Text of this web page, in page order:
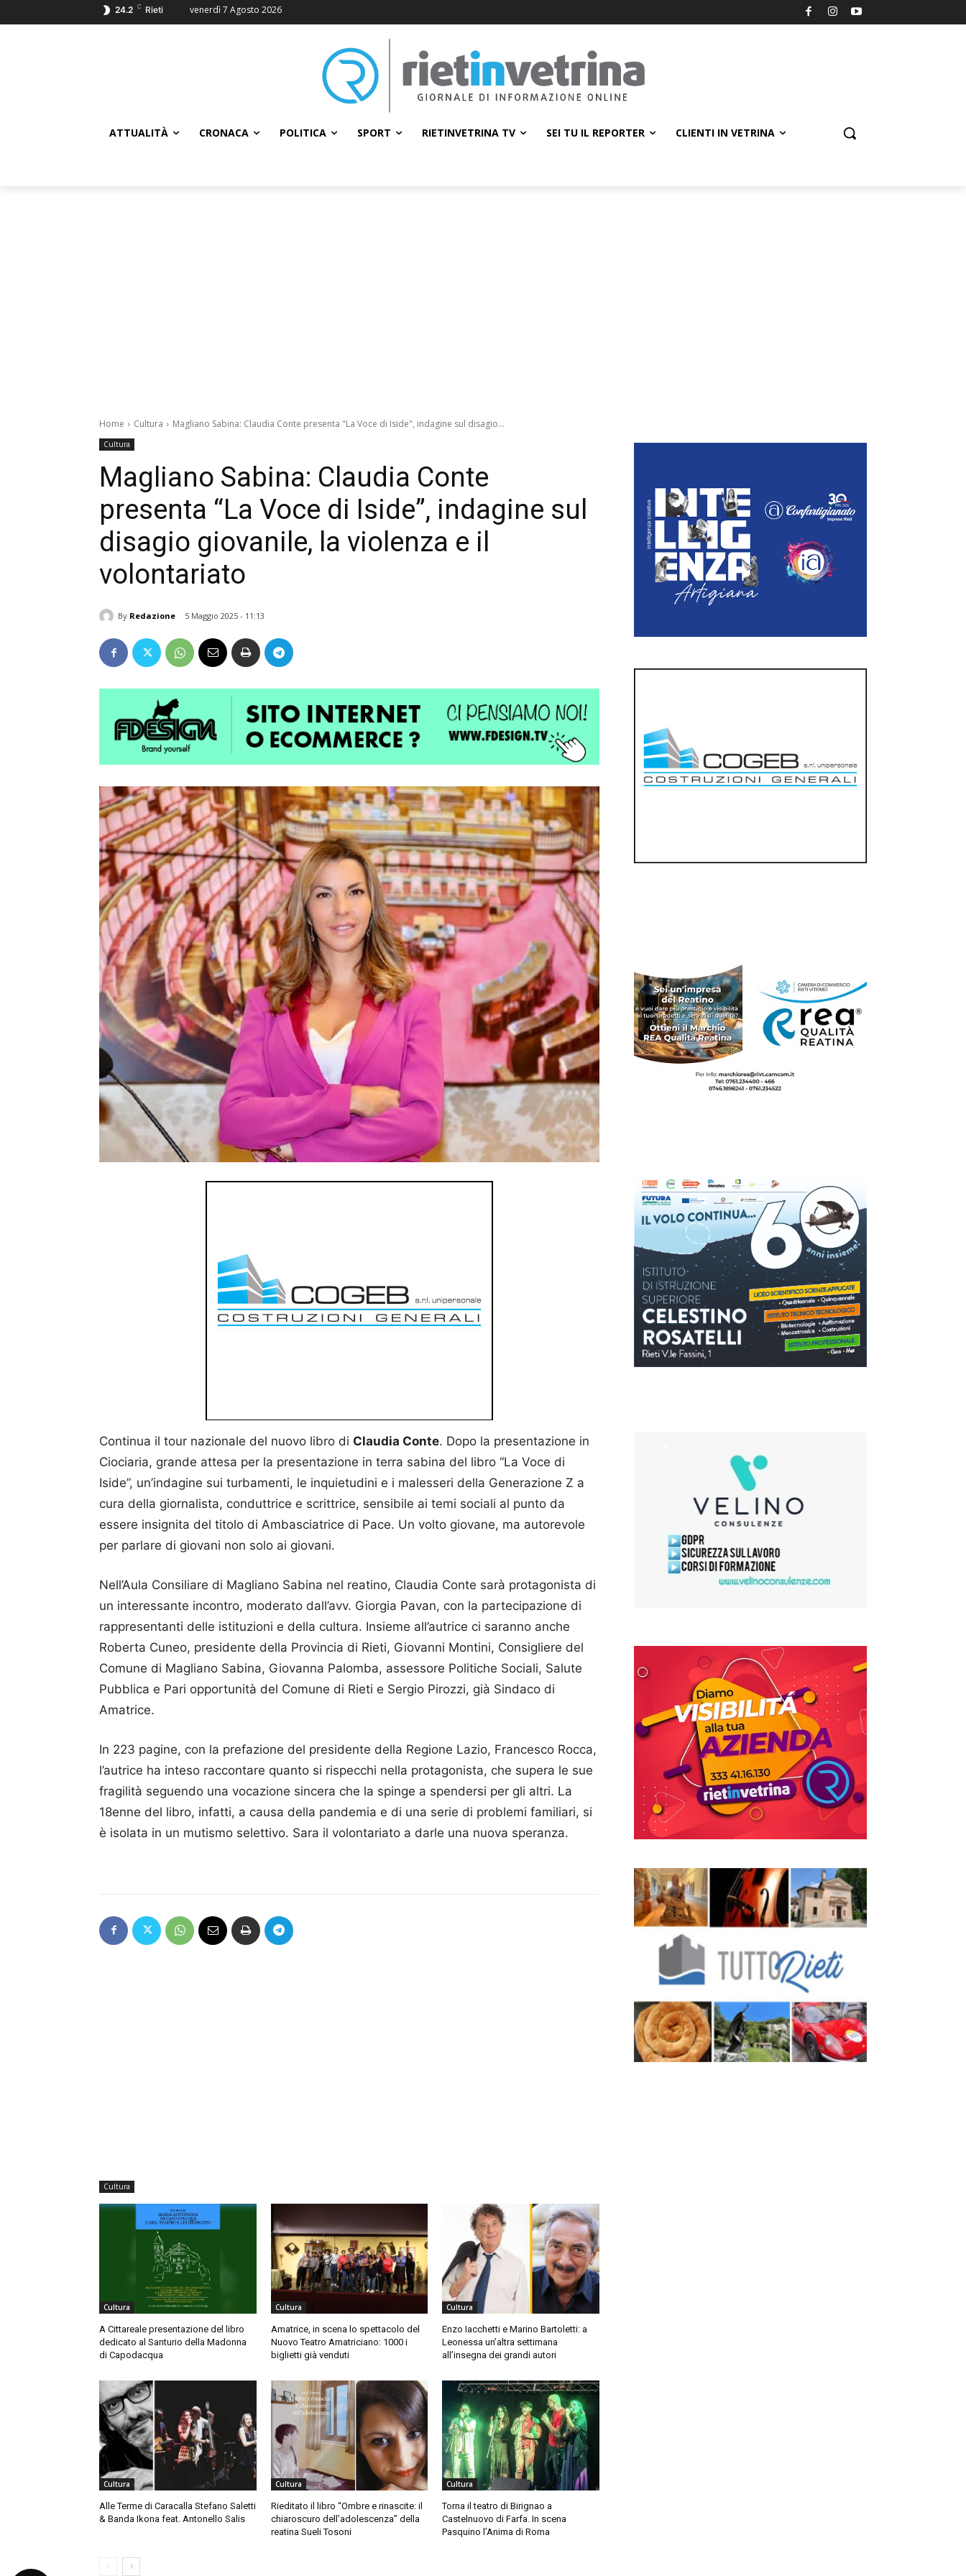
24.2 C Rieti venerdì 7 Agosto 2026
ATTUALITÀ CRONACA POLITICA SPORT RIETINVETRINA TV SEI TU IL REPORTER CLIENTI IN VETRINA
Home Cultura Magliano Sabina: Claudia Conte presenta "La Voce di Iside", indagine sul disagio...
Cultura
Magliano Sabina: Claudia Conte
presenta “La Voce di Iside”, indagine sul
disagio giovanile, la violenza e il
volontariato
By Redazione 5 Maggio 2025 - 11:13
Continua il tour nazionale del nuovo libro di Claudia Conte. Dopo la presentazione in
Ciociaria, grande attesa per la presentazione in terra sabina del libro “La Voce di
Iside”, un’indagine sui turbamenti, le inquietudini e i malesseri della Generazione Z a
cura della giornalista, conduttrice e scrittrice, sensibile ai temi sociali al punto da
essere insignita del titolo di Ambasciatrice di Pace. Un volto giovane, ma autorevole
per parlare di giovani non solo ai giovani.
Nell’Aula Consiliare di Magliano Sabina nel reatino, Claudia Conte sarà protagonista di
un interessante incontro, moderato dall’avv. Giorgia Pavan, con la partecipazione di
rappresentanti delle istituzioni e della cultura. Insieme all’autrice ci saranno anche
Roberta Cuneo, presidente della Provincia di Rieti, Giovanni Montini, Consigliere del
Comune di Magliano Sabina, Giovanna Palomba, assessore Politiche Sociali, Salute
Pubblica e Pari opportunità del Comune di Rieti e Sergio Pirozzi, già Sindaco di
Amatrice.
In 223 pagine, con la prefazione del presidente della Regione Lazio, Francesco Rocca,
l’autrice ha inteso raccontare quanto si rispecchi nella protagonista, che supera le sue
fragilità seguendo una vocazione sincera che la spinge a spendersi per gli altri. La
18enne del libro, infatti, a causa della pandemia e di una serie di problemi familiari, si
è isolata in un mutismo selettivo. Sara il volontariato a darle una nuova speranza.
Cultura
Cultura
A Cittareale presentazione del libro
dedicato al Santurio della Madonna
di Capodacqua
Cultura
Amatrice, in scena lo spettacolo del
Nuovo Teatro Amatriciano: 1000 i
biglietti già venduti
Cultura
Enzo Iacchetti e Marino Bartoletti: a
Leonessa un’altra settimana
all’insegna dei grandi autori
Cultura
Alle Terme di Caracalla Stefano Saletti
& Banda Ikona feat. Antonello Salis
Cultura
Rieditato il libro “Ombre e rinascite: il
chiaroscuro dell’adolescenza” della
reatina Sueli Tosoni
Cultura
Torna il teatro di Birignao a
Castelnuovo di Farfa. In scena
Pasquino l’Anima di Roma